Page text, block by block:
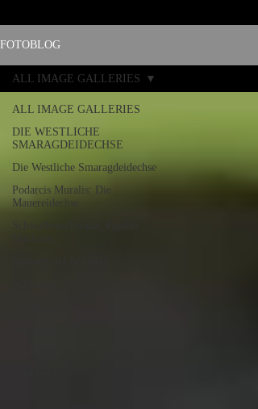
FOTOBLOG
ALL IMAGE GALLERIES
DIE WESTLICHE
SMARAGDEIDECHSE
Die Westliche Smaragdeidechse
Podarcis Muralis: Die
Mauereidechse
ALL IMAGE GALLERIES